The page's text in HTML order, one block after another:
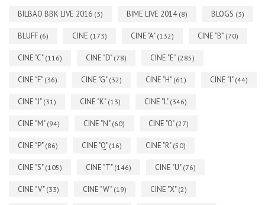
BILBAO BBK LIVE 2016 (3) BIME LIVE 2014 (8) BLOGS (3)
BLUFF (6) CINE (173) CINE "A" (132) CINE "B" (70)
CINE "C" (116) CINE "D" (78) CINE "E" (285)
CINE "F" (36) CINE "G" (32) CINE "H" (61) CINE "I" (44)
CINE "J" (31) CINE "K" (13) CINE "L" (346)
CINE "M" (94) CINE "N" (60) CINE "O" (27)
CINE "P" (86) CINE "Q" (16) CINE "R" (50)
CINE "S" (105) CINE "T" (146) CINE "U" (76)
CINE "V" (33) CINE "W" (19) CINE "X" (2)